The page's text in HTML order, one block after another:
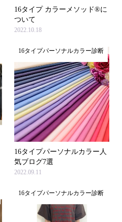
16タイプ カラーメソッド®に
ついて
2022.10.18
16タイプパーソナルカラー診断
16タイプパーソナルカラー人
気ブログ7選
2022.09.11
16タイプパーソナルカラー診断